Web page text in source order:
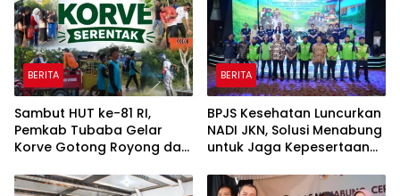
BERITA
Sambut HUT ke-81 RI,
Pemkab Tubaba Gelar
Korve Gotong Royong dan
BERITA
BPJS Kesehatan Luncurkan
NADI JKN, Solusi Menabung
untuk Jaga Kepesertaan